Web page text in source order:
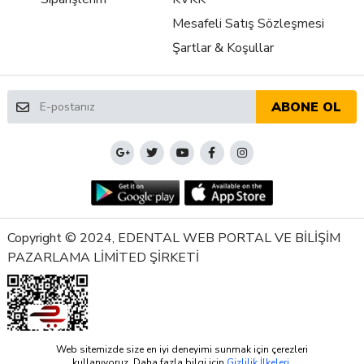
Mesafeli Satış Sözleşmesi
Şartlar & Koşullar
ABONE OL
Copyright © 2024, EDENTAL WEB PORTAL VE BİLİŞİM
PAZARLAMA LİMİTED ŞİRKETİ
Web sitemizde size en iyi deneyimi sunmak için çerezleri